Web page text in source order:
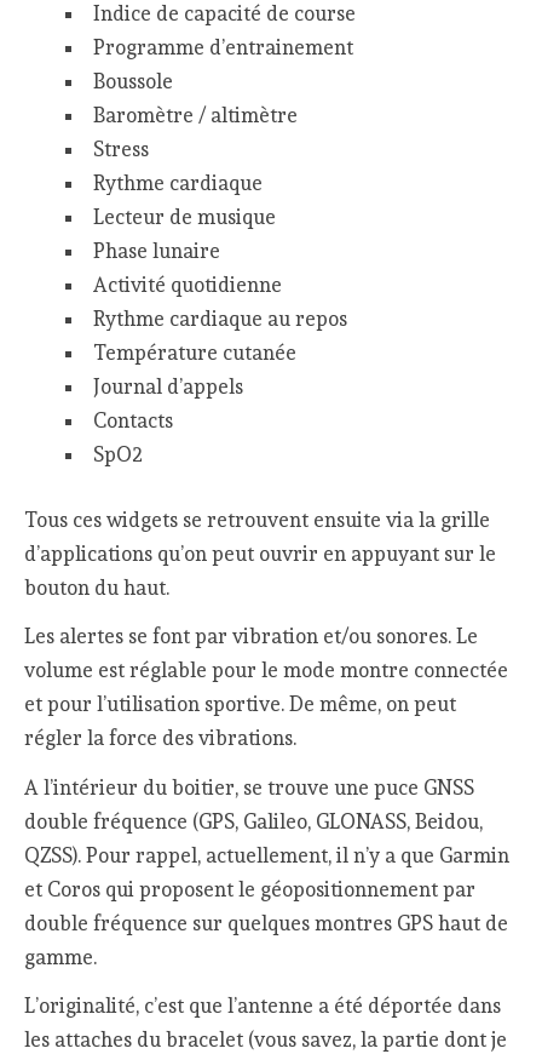
Indice de capacité de course
Programme d’entrainement
Boussole
Baromètre / altimètre
Stress
Rythme cardiaque
Lecteur de musique
Phase lunaire
Activité quotidienne
Rythme cardiaque au repos
Température cutanée
Journal d’appels
Contacts
SpO2
Tous ces widgets se retrouvent ensuite via la grille
d’applications qu’on peut ouvrir en appuyant sur le
bouton du haut.
Les alertes se font par vibration et/ou sonores. Le
volume est réglable pour le mode montre connectée
et pour l’utilisation sportive. De même, on peut
régler la force des vibrations.
A l’intérieur du boitier, se trouve une puce GNSS
double fréquence (GPS, Galileo, GLONASS, Beidou,
QZSS). Pour rappel, actuellement, il n’y a que Garmin
et Coros qui proposent le géopositionnement par
double fréquence sur quelques montres GPS haut de
gamme.
L’originalité, c’est que l’antenne a été déportée dans
les attaches du bracelet (vous savez, la partie dont je